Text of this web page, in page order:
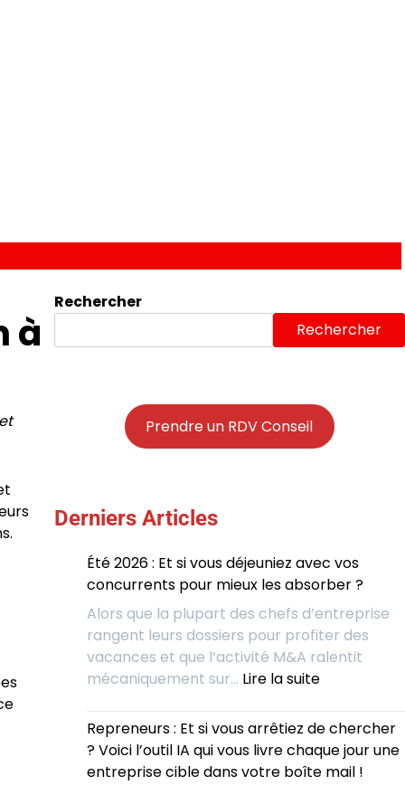
à
Rechercher
Rechercher
Prendre un RDV Conseil
Derniers Articles
Été 2026 : Et si vous déjeuniez avec vos
concurrents pour mieux les absorber ?
Alors que la plupart des chefs d’entreprise
rangent leurs dossiers pour profiter des
vacances et que l’activité M&A ralentit
mécaniquement sur… Lire la suite:
2026
:
Et
Repreneurs : Et si vous arrêtiez de chercher
? Voici l’outil IA qui vous livre chaque jour une
entreprise cible dans votre boîte mail !